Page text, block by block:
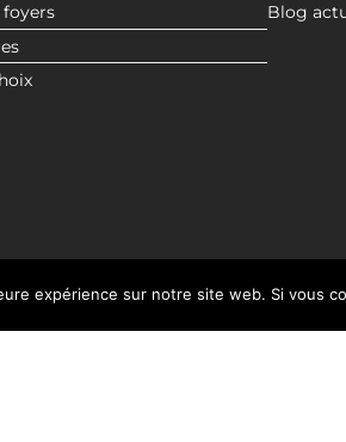
Blog
expérience sur notre site web. Si vous